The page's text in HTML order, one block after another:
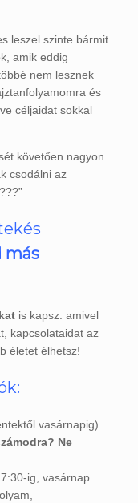
leszel szinte bármit
amik eddig
nem lesznek
és
céljaidat sokkal
követően nagyon
csodálni az
más
is kapsz: amivel
kapcsolataidat az
életet élhetsz!
vasárnapig)
Ne
ig, vasárnap